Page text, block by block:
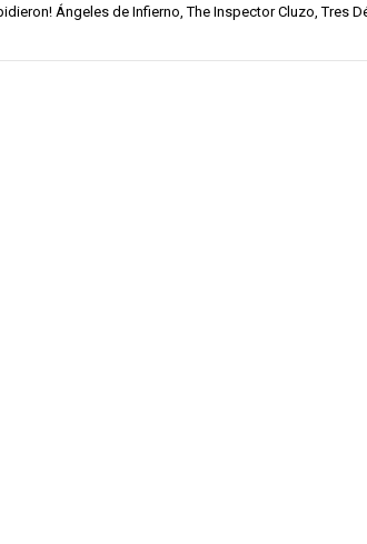
Ángeles de Infierno,The Inspector Cluzo,Tres